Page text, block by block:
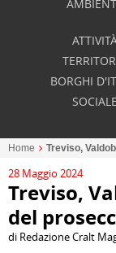
BORGHI
SOCIALE
Home Treviso,
28 Maggio 2024
Treviso,
del
di Redazione Cralt